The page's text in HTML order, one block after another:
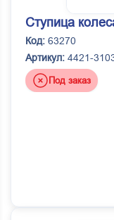
Ступица
Код: 63270
Артикул: 4421-
Под заказ